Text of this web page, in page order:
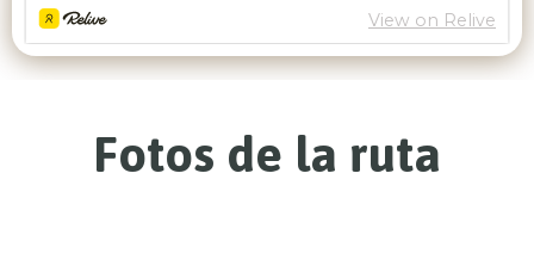
Fotos de la ruta